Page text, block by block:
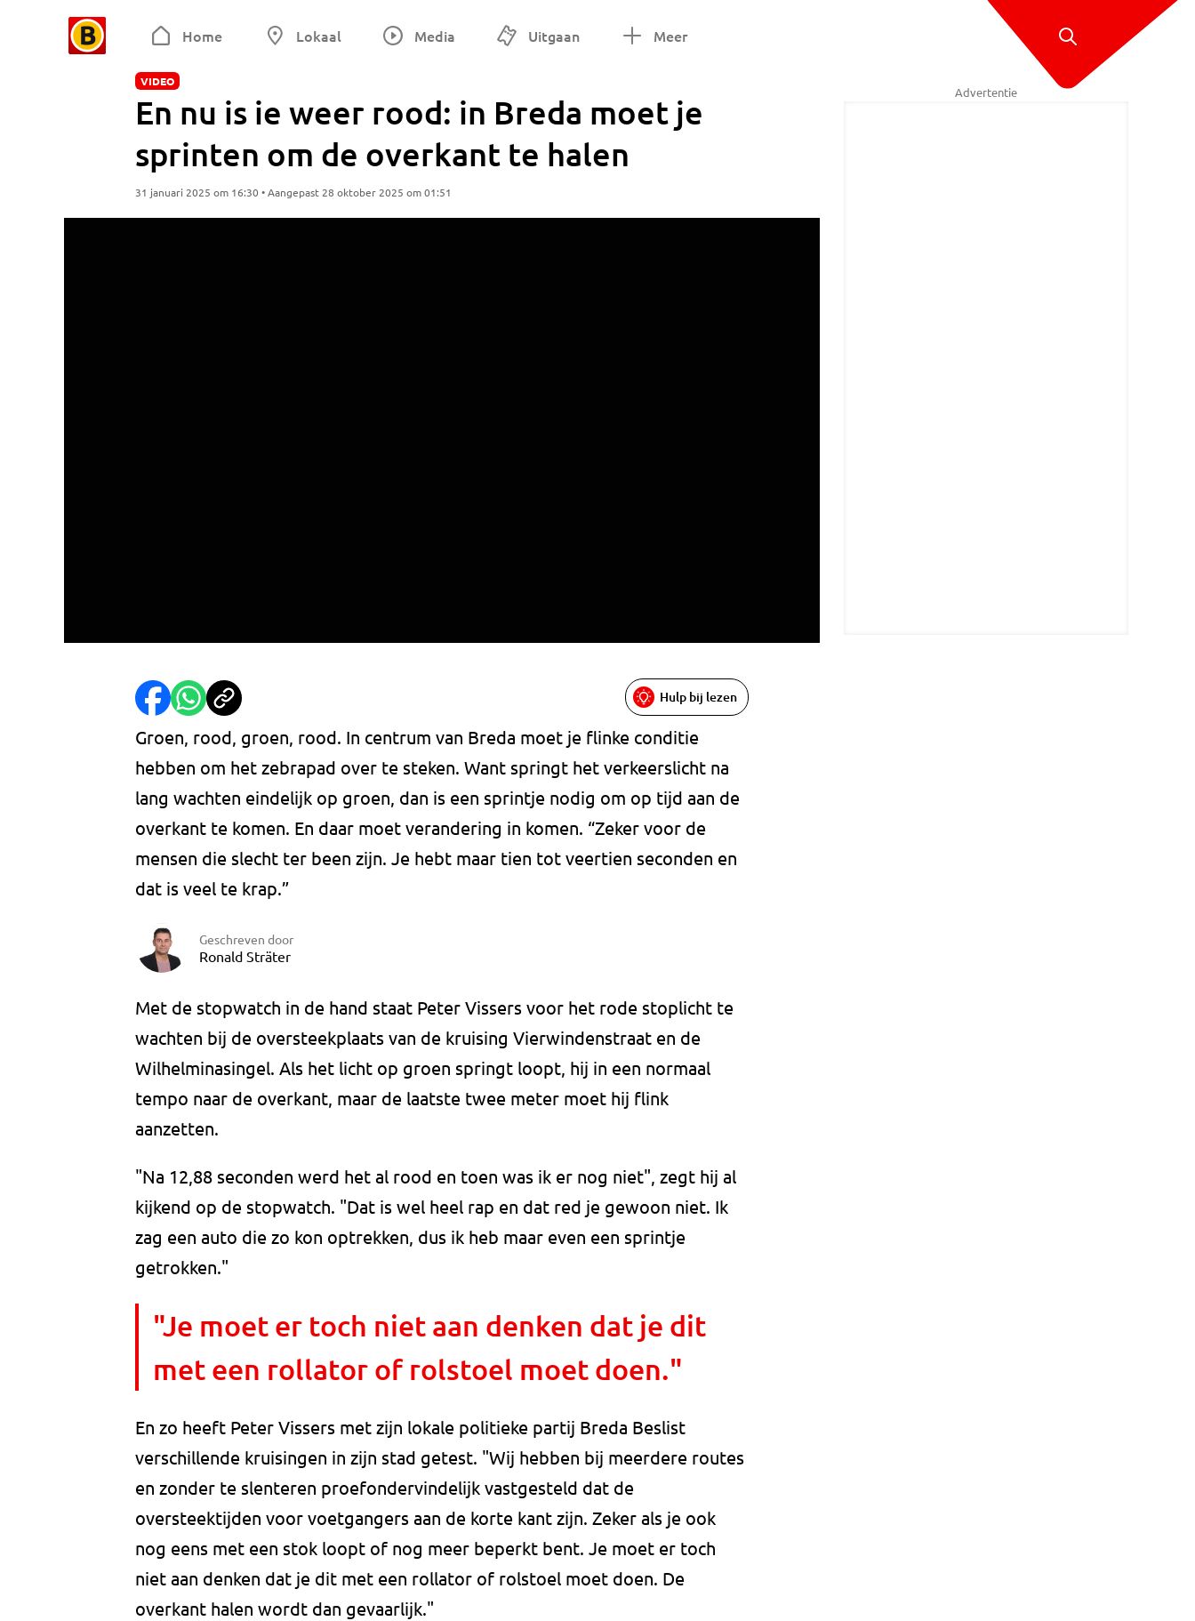
Home Lokaal Media Uitgaan Meer
VIDEO
En nu is ie weer rood: in Breda moet je
sprinten om de overkant te halen
31 januari 2025 om 16:30 • Aangepast 28 oktober 2025 om 01:51
Hulp bij lezen
Groen, rood, groen, rood. In centrum van Breda moet je flinke conditie
hebben om het zebrapad over te steken. Want springt het verkeerslicht na
lang wachten eindelijk op groen, dan is een sprintje nodig om op tijd aan de
overkant te komen. En daar moet verandering in komen. “Zeker voor de
mensen die slecht ter been zijn. Je hebt maar tien tot veertien seconden en
dat is veel te krap.”
Geschreven door
Ronald Sträter
Met de stopwatch in de hand staat Peter Vissers voor het rode stoplicht te
wachten bij de oversteekplaats van de kruising Vierwindenstraat en de
Wilhelminasingel. Als het licht op groen springt loopt, hij in een normaal
tempo naar de overkant, maar de laatste twee meter moet hij flink
aanzetten.
"Na 12,88 seconden werd het al rood en toen was ik er nog niet", zegt hij al
kijkend op de stopwatch. "Dat is wel heel rap en dat red je gewoon niet. Ik
zag een auto die zo kon optrekken, dus ik heb maar even een sprintje
getrokken."
"Je moet er toch niet aan denken dat je dit
met een rollator of rolstoel moet doen."
En zo heeft Peter Vissers met zijn lokale politieke partij Breda Beslist
verschillende kruisingen in zijn stad getest. "Wij hebben bij meerdere routes
en zonder te slenteren proefondervindelijk vastgesteld dat de
oversteektijden voor voetgangers aan de korte kant zijn. Zeker als je ook
nog eens met een stok loopt of nog meer beperkt bent. Je moet er toch
niet aan denken dat je dit met een rollator of rolstoel moet doen. De
overkant halen wordt dan gevaarlijk."
Advertentie